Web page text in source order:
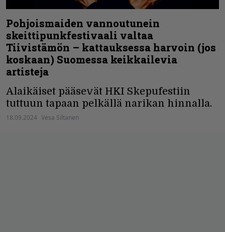
Pohjoismaiden vannoutunein
skeittipunkfestivaali valtaa
Tiivistämön – kattauksessa harvoin (jos
koskaan) Suomessa keikkailevia
artisteja
Alaikäiset pääsevät HKI Skepufestiin
tuttuun tapaan pelkällä narikan hinnalla.
18.09.2024 Vesa Siltanen